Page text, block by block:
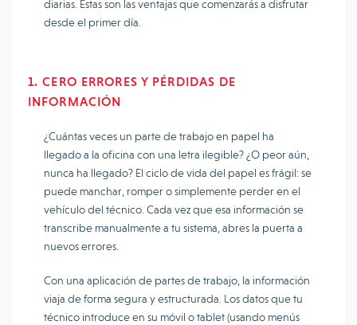
diarias. Estas son las ventajas que comenzarás a disfrutar
desde el primer día.
1. CERO ERRORES Y PÉRDIDAS DE
INFORMACIÓN
¿Cuántas veces un parte de trabajo en papel ha
llegado a la oficina con una letra ilegible? ¿O peor aún,
nunca ha llegado? El ciclo de vida del papel es frágil: se
puede manchar, romper o simplemente perder en el
vehículo del técnico. Cada vez que esa información se
transcribe manualmente a tu sistema, abres la puerta a
nuevos errores.
Con una aplicación de partes de trabajo, la información
viaja de forma segura y estructurada. Los datos que tu
técnico introduce en su móvil o tablet (usando menús